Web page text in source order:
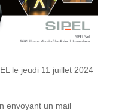
le jeudi 11 juillet 2024
envoyant un mail